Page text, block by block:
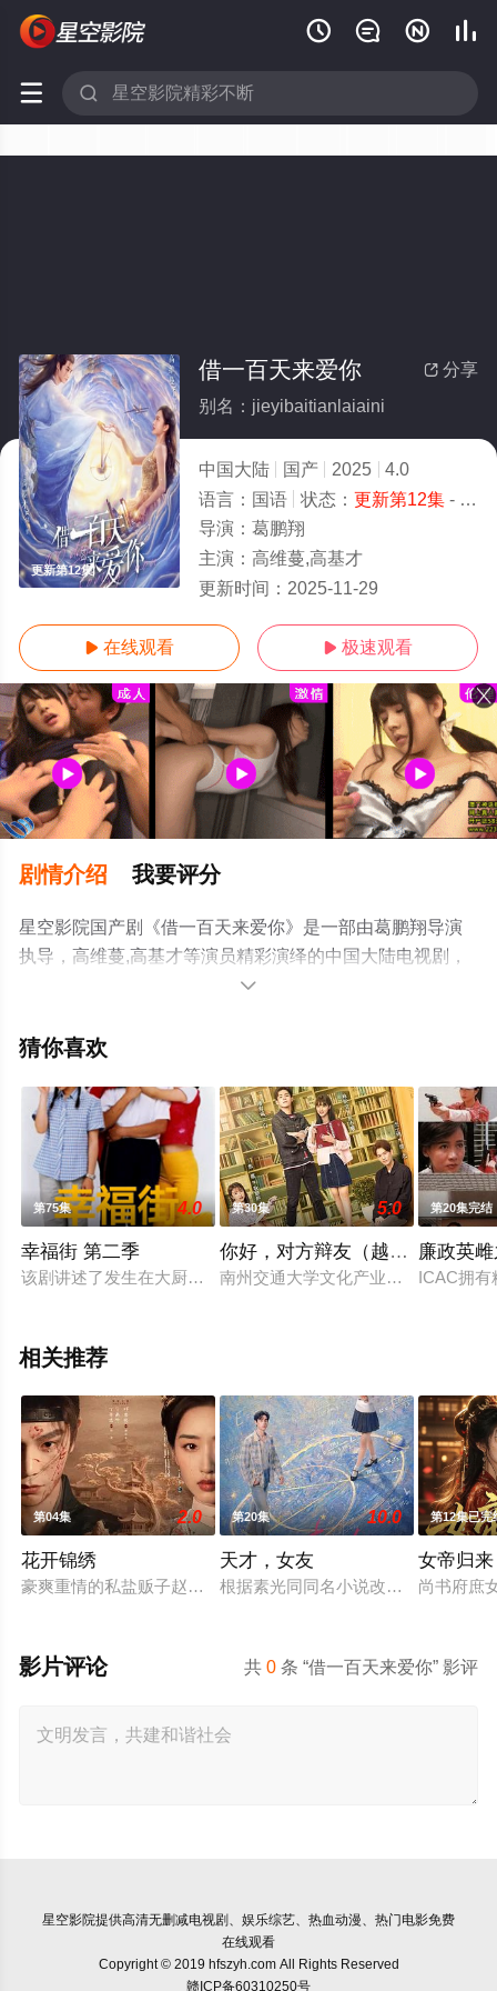
   
 
更新第12集
 分享
借一百天来爱你
别名：jieyibaitianlaiaini
中国大陆 国产 2025
4.0
语言： 国语 状态： 更新第12集- 免费在线观看
导演： 葛鹏翔
主演： 高维蔓,高基才
更新时间： 2025-11-29
 在线观看  极速观看
剧情介绍 我要评分
星空影院国产剧《借一百天来爱你》是一部由葛鹏翔导演
执导，高维蔓,高基才等演员精彩演绎的中国大陆电视剧，
免费观看高清未删减完整版电视剧全集就来星空电影网，
视剧、电视猫或剧情网等平台了解。

猜你喜欢
第75集 4.0
幸福街 第二季
该剧讲述了发生在大厨师石为天和球星徐小阳两家人之间错综
第30集 5.0
你好，对方辩友（越南语版）
南州交通大学文化产业管理系大一新
第20集完结
廉政英
ICAC拥
相关推荐
第04集 2.0
花开锦绣
豪爽重情的私盐贩子赵凌虽出身草莽，却心怀壮志，他结识了
第20集 10.0
天才，女友
根据素光同同名小说改编。江逾白长
第12集已完
女帝归来
尚书府庶
共0 条 “借一百天来爱你” 影评
影片评论
星空影院提供高清无删减电视剧、娱乐综艺、热血动漫、热门电影免费
在线观看
Copyright © 2019 hfszyh.com All Rights Reserved
赣ICP备60310250号